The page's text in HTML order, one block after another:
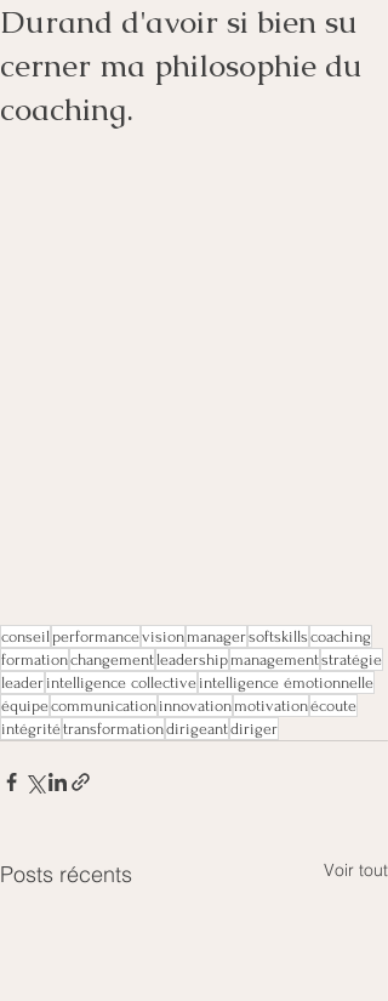
Durand d'avoir si bien su
cerner ma philosophie du
coaching.
conseil performancevision managersoftskills coaching
formationchangement leadership managementstratégie
leader intelligence collective intelligence émotionnelle
équipecommunication innovation motivationécoute
intégritétransformationdirigeantdiriger
Posts récents Voir tout